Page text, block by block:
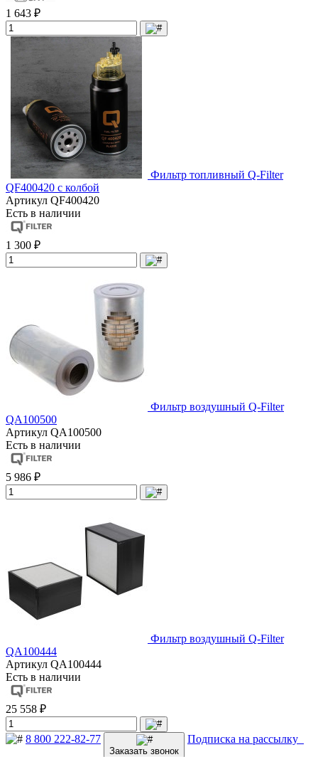
1 643 ₽
Фильтр топливный Q-Filter
QF400420 с колбой
Артикул QF400420
Есть в наличии
1 300 ₽
Фильтр воздушный Q-Filter
QA100500
Артикул QA100500
Есть в наличии
5 986 ₽
Фильтр воздушный Q-Filter
QA100444
Артикул QA100444
Есть в наличии
25 558 ₽
8 800 222-82-77
Заказать звонок
Подписка на рассылку